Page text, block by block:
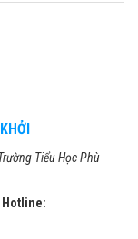
Tiểu Học Phù
Hotline: